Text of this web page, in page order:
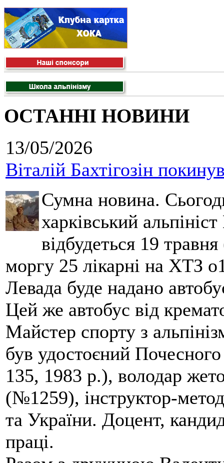
ОСТАННІ НОВИНИ
13/05/2026
Віталій Бахтігозін
Сумна новина.
харківський
відбудеться 19
моргу 25 лікарні на ХТЗ
Левада буде надано
Цей же автобус від
Майстер спорту з
був удостоєний
135, 1983 р.), володар
(№1259), інструктор-
та України. Доцент,
праці.